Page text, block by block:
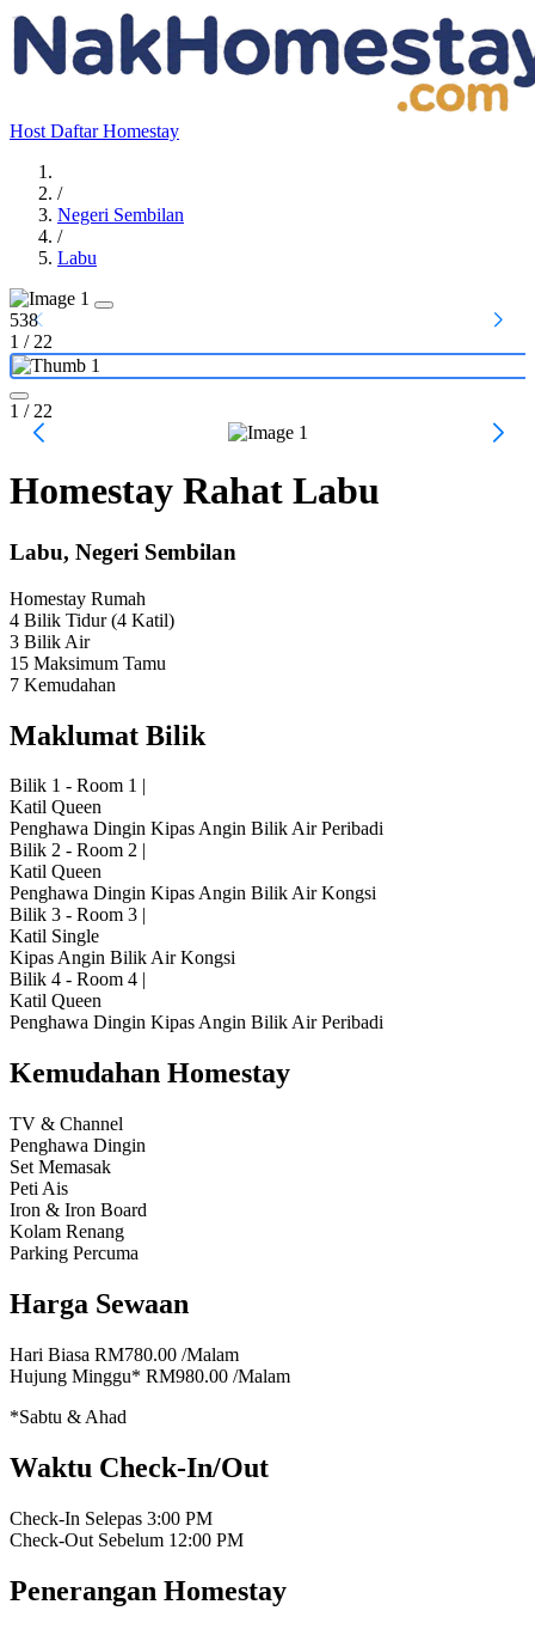
Host Daftar Homestay
/
Negeri Sembilan
/
Labu
538
1 / 22
1 / 22
Homestay Rahat Labu
Labu, Negeri Sembilan
Homestay Rumah
4 Bilik Tidur(4 Katil)
3 Bilik Air
15 Maksimum Tamu
7 Kemudahan
Maklumat Bilik
Bilik 1 - Room 1 |
Katil Queen
Penghawa Dingin Kipas Angin Bilik Air Peribadi
Bilik 2 - Room 2 |
Katil Queen
Penghawa Dingin Kipas Angin Bilik Air Kongsi
Bilik 3 - Room 3 |
Katil Single
Kipas Angin Bilik Air Kongsi
Bilik 4 - Room 4 |
Katil Queen
Penghawa Dingin Kipas Angin Bilik Air Peribadi
Kemudahan Homestay
TV & Channel
Penghawa Dingin
Set Memasak
Peti Ais
Iron & Iron Board
Kolam Renang
Parking Percuma
Harga Sewaan
Hari Biasa RM780.00 /Malam
Hujung Minggu* RM980.00 /Malam
*Sabtu & Ahad
Waktu Check-In/Out
Check-In Selepas 3:00 PM
Check-Out Sebelum 12:00 PM
Penerangan Homestay